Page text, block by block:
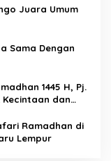
Juara Umum
Sama Dengan
1445 H, Pj.
Kecintaan dan
Ramadhan di
Lempur